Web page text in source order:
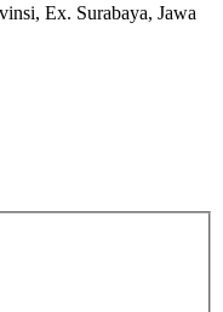
Ex. Surabaya, Jawa